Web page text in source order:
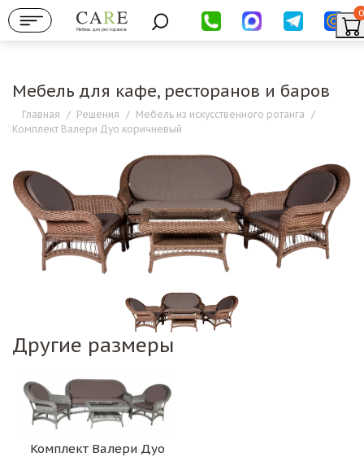
Мебель для ресторанов
0
Мебель для кафе, ресторанов и баров
Главная / Решения / Мебель из искусственного ротанга /
Комплект Валери Дуо коричневый
Другие размеры
Комплект Валери Дуо